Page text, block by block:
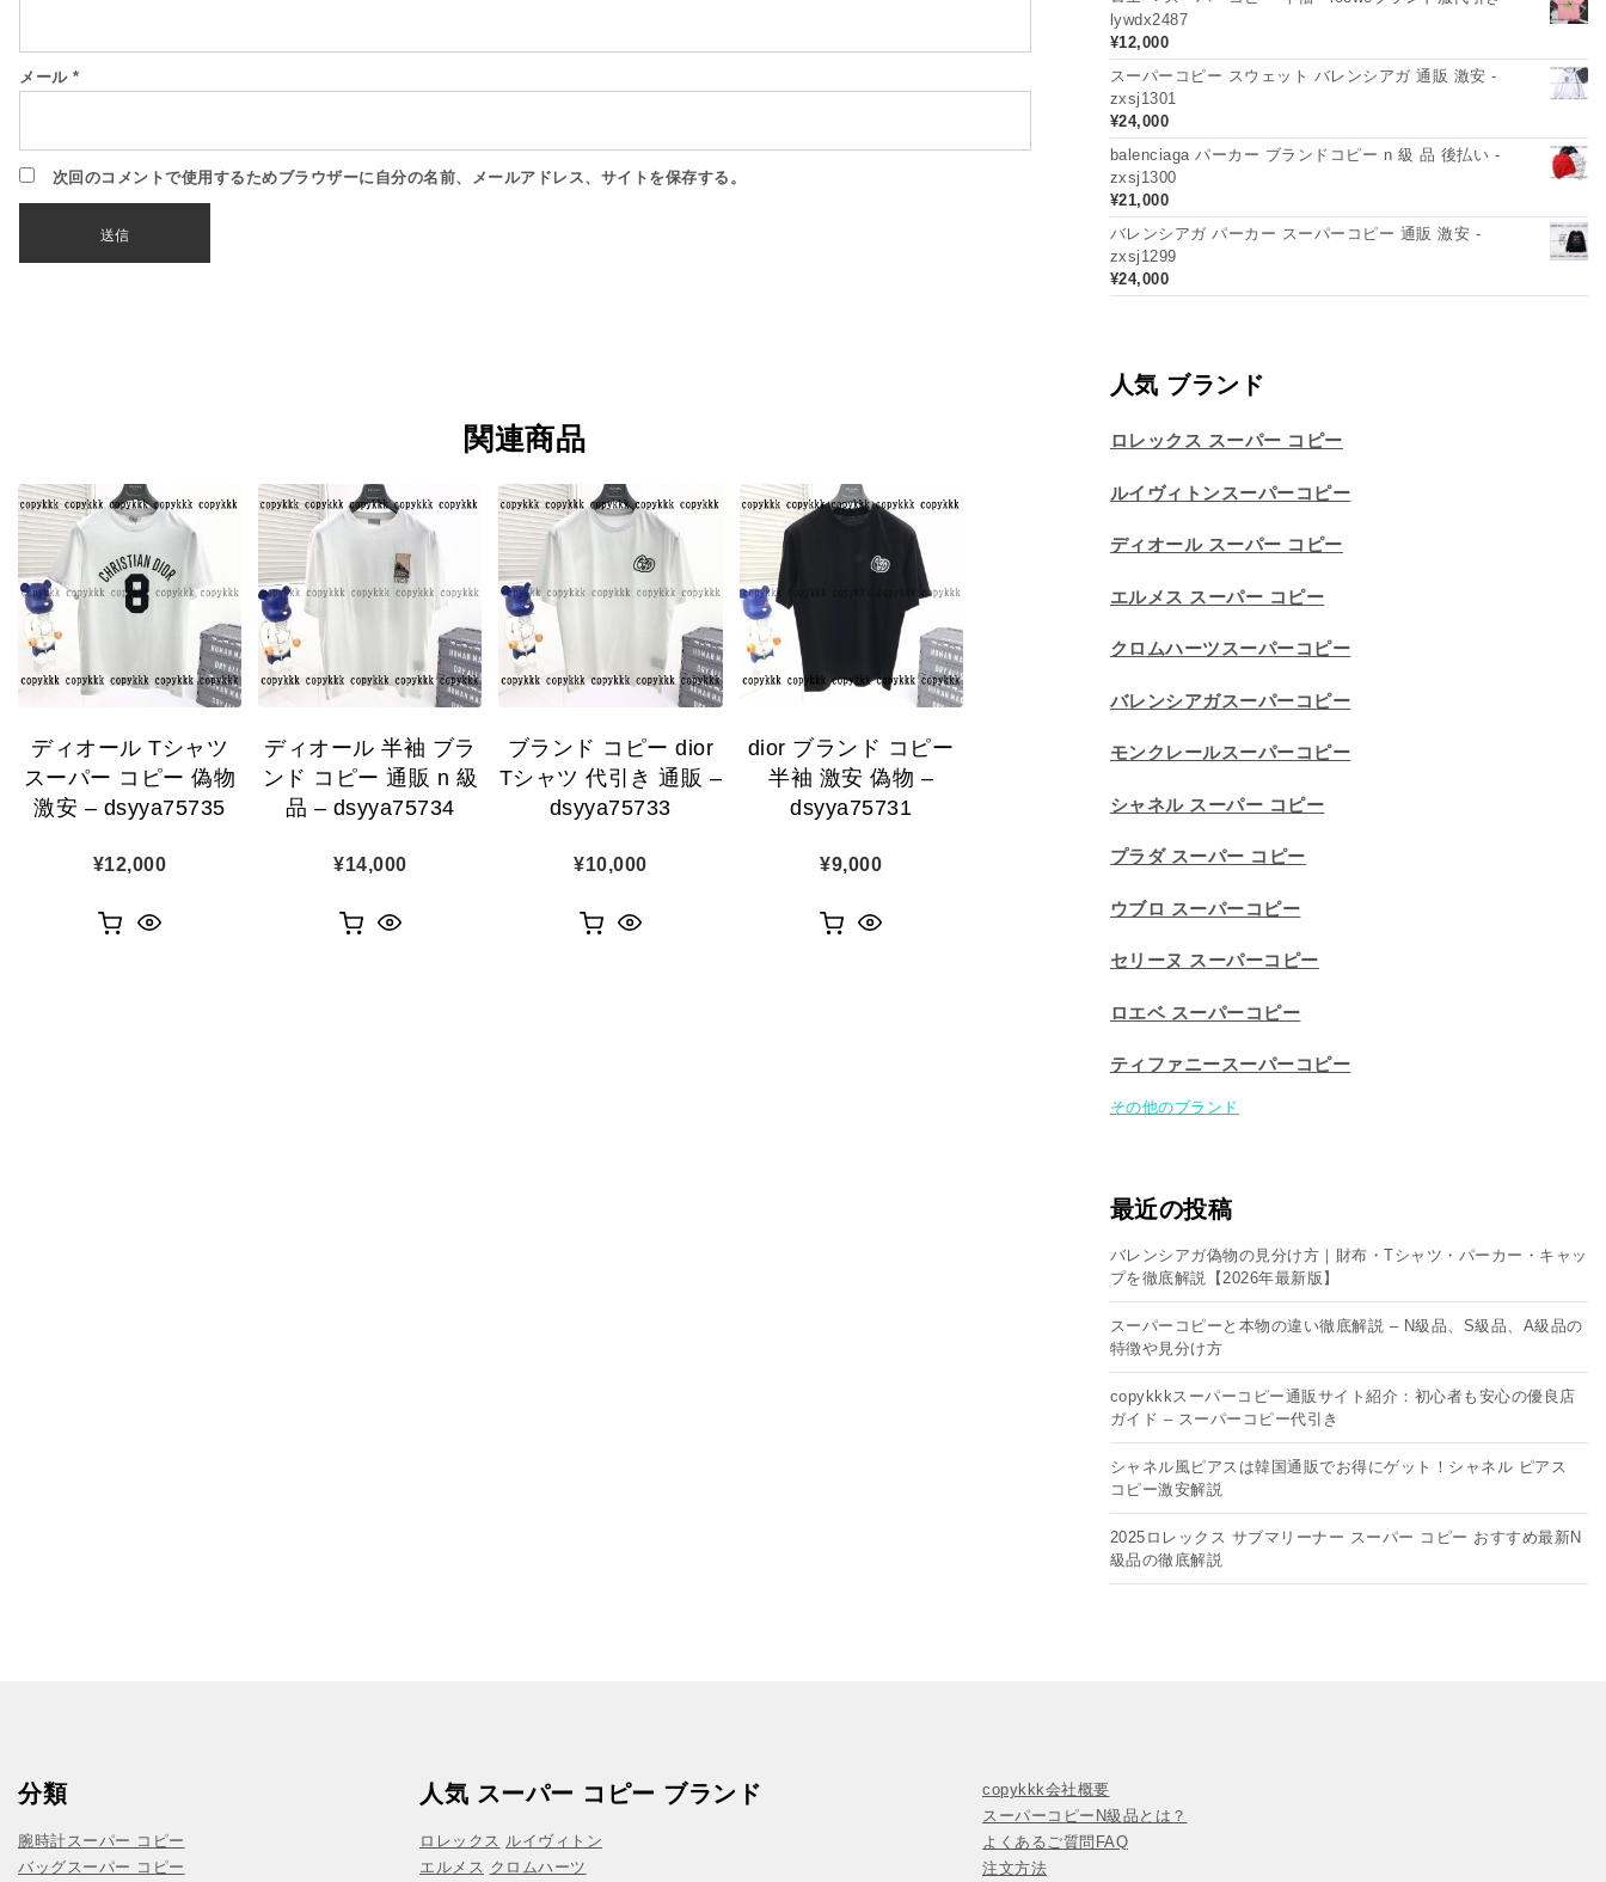
メール *
次回のコメントで使用するためブラウザーに自分の名前、メールアドレス、サイトを保存する。
関連商品
ディオール Tシャツ
スーパー コピー 偽物
激安 – dsyya75735
¥12,000
ディオール 半袖 ブラ
ンド コピー 通販 n 級
品 – dsyya75734
¥14,000
ブランド コピー dior
Tシャツ 代引き 通販 –
dsyya75733
¥10,000
dior ブランド コピー
半袖 激安 偽物 –
dsyya75731
¥9,000
lywdx2487
¥12,000
スーパーコピー スウェット バレンシアガ 通販 激安 -
zxsj1301
¥24,000
balenciaga パーカー ブランドコピー n 級 品 後払い -
zxsj1300
¥21,000
バレンシアガ パーカー スーパーコピー 通販 激安 -
zxsj1299
¥24,000
人気 ブランド
ロレックス スーパー コピー
ルイヴィトンスーパーコピー
ディオール スーパー コピー
エルメス スーパー コピー
クロムハーツスーパーコピー
バレンシアガスーパーコピー
モンクレールスーパーコピー
シャネル スーパー コピー
プラダ スーパー コピー
ウブロ スーパーコピー
セリーヌ スーパーコピー​
ロエベ スーパーコピー
ティファニースーパーコピー
その他のブランド
最近の投稿
バレンシアガ偽物の見分け方｜財布・Tシャツ・パーカー・キャッ
プを徹底解説【2026年最新版】
スーパーコピーと本物の違い徹底解説 – N級品、S級品、A級品の
特徴や見分け方
copykkkスーパーコピー通販サイト紹介：初心者も安心の優良店
ガイド – スーパーコピー代引き
シャネル風ピアスは韓国通販でお得にゲット！シャネル ピアス
コピー​激安解説
2025ロレックス サブマリーナー スーパー コピー おすすめ最新N
級品の徹底解説
分類
腕時計スーパー コピー
バッグスーパー コピー
人気 スーパー コピー ブランド
ロレックス ルイヴィトン
エルメス クロムハーツ
copykkk会社概要
スーパーコピーN級品とは？
よくあるご質問FAQ
注文方法